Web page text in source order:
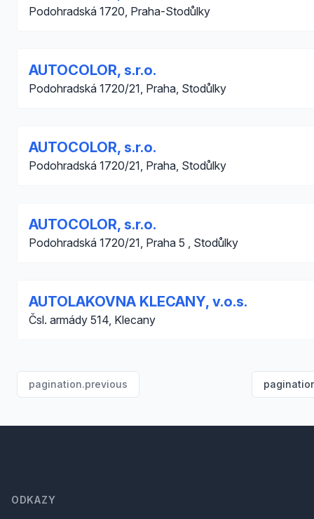
Podohradská 1720, Praha-Stodůlky
AUTOCOLOR, s.r.o.
Podohradská 1720/21, Praha, Stodůlky
AUTOCOLOR, s.r.o.
Podohradská 1720/21, Praha, Stodůlky
AUTOCOLOR, s.r.o.
Podohradská 1720/21, Praha 5 , Stodůlky
AUTOLAKOVNA KLECANY, v.o.s.
Čsl. armády 514, Klecany
pagination.previous
ODKAZY